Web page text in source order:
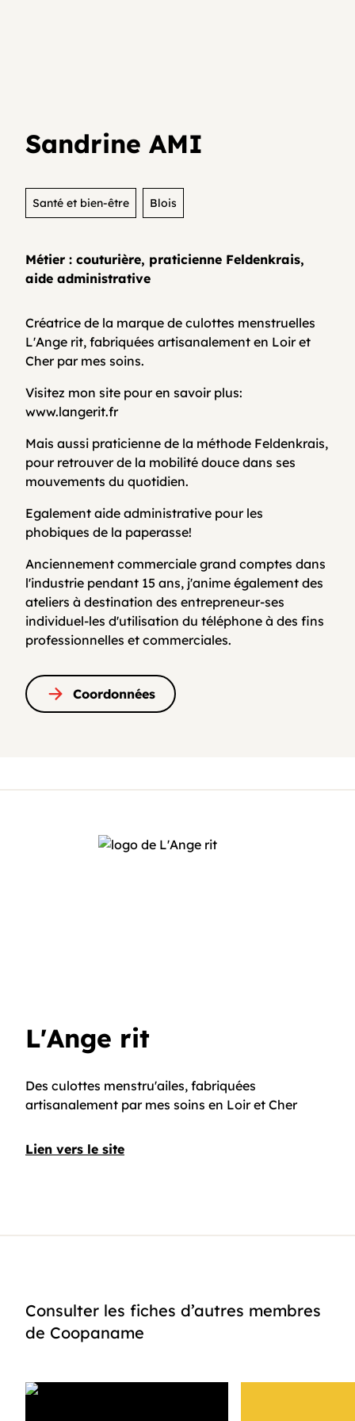
Coopératifs!
Organisme de formation
Contactez-nous
FAQ
Sandrine AMI
Santé et bien-être Blois
Métier : couturière, praticienne Feldenkrais,
aide administrative
Créatrice de la marque de culottes menstruelles
L'Ange rit, fabriquées artisanalement en Loir et
Cher par mes soins.
Visitez mon site pour en savoir plus:
www.langerit.fr
Mais aussi praticienne de la méthode Feldenkrais,
pour retrouver de la mobilité douce dans ses
mouvements du quotidien.
Egalement aide administrative pour les
phobiques de la paperasse!
Anciennement commerciale grand comptes dans
l'industrie pendant 15 ans, j'anime également des
ateliers à destination des entrepreneur-ses
individuel-les d'utilisation du téléphone à des fins
professionnelles et commerciales.
Coordonnées
L'Ange rit
Des culottes menstru'ailes, fabriquées
artisanalement par mes soins en Loir et Cher
Lien vers le site
Consulter les fiches d’autres membres
de Coopaname